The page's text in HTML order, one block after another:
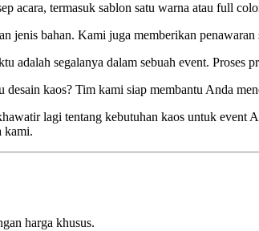
acara, termasuk sablon satu warna atau full
jenis bahan. Kami juga memberikan penawaran
adalah segalanya dalam sebuah event. Proses
kaos? Tim kami siap membantu Anda
lagi tentang kebutuhan kaos untuk event
kami.
harga khusus.